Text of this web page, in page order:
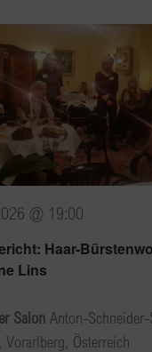
Haar-
Lins
@ 19:00
Salon Anton-
Vorarlberg, Österreich